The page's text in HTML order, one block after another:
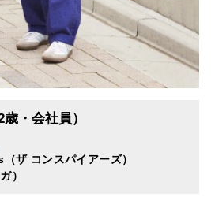
・会社員）
ザ コンスパイアーズ）
）